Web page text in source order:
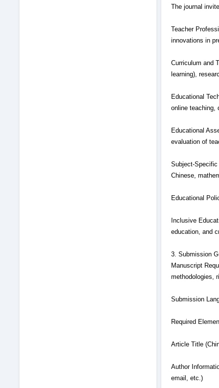
The journal
Teacher
innovations in
Curriculum and
learning),
Educational
online teaching,
Educational
evaluation of
Subject-
Chinese,
Educational
Inclusive
education, and
3. Submission
Manuscript
methodologies,
Submission
Required
Article Title
Author
email, etc.)